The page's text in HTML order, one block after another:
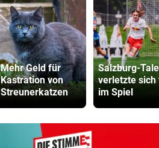
Mehr Geld für
Kastration von
Streunerkatzen
Salzburg-
verletzte sich
im Spiel